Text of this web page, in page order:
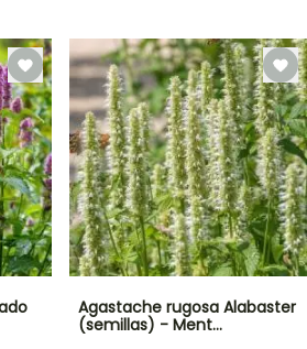
Agastache rugosa Alabaster
(semillas) - Ment…